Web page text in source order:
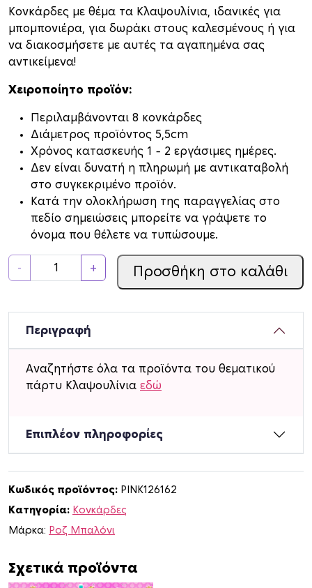
Κονκάρδες με θέμα τα Κλαψουλίνια, ιδανικές για
μπομπονιέρα, για δωράκι στους καλεσμένους ή για
να διακοσμήσετε με αυτές τα αγαπημένα σας
αντικείμενα!
Χειροποίητο προϊόν:
Περιλαμβάνονται 8 κονκάρδες
Διάμετρος προϊόντος 5,5cm
Xρόνος κατασκευής 1 – 2 εργάσιμες ημέρες.
Δεν είναι δυνατή η πληρωμή με αντικαταβολή
στο συγκεκριμένο προϊόν.
Κατά την ολοκλήρωση της παραγγελίας στο
πεδίο σημειώσεις μπορείτε να γράψετε το
όνομα που θέλετε να τυπώσουμε.
-
ύ
ι
ε
ε
ς
Κ
α
ψ
+ Προσθήκη στο καλάθι
Περιγραφή
Αναζητήστε όλα τα προϊόντα του θεματικού
πάρτυ Κλαψουλίνια εδώ
Επιπλέον πληροφορίες
Κωδικός προϊόντος: PINK126162
Κατηγορία: Κονκάρδες
Μάρκα: Ροζ Μπαλόνι
Σχετικά προϊόντα